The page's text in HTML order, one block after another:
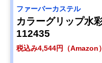
ファーバーカステル
カラーグリップ水
112435
税込み4,544円（Amazon）